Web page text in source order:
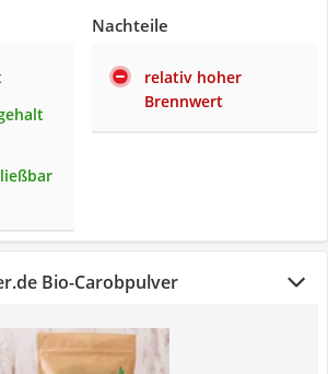
Nachteile
relativ hoher
Brennwert
Bio-Carobpulver